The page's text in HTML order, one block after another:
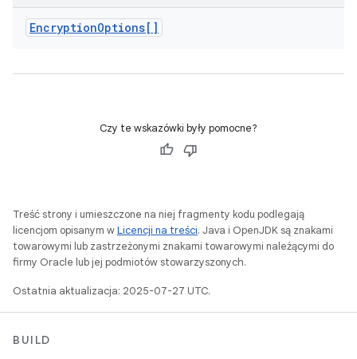
EncryptionOptions[]
Czy te wskazówki były pomocne?
Treść strony i umieszczone na niej fragmenty kodu podlegają
licencjom opisanym wLicencji na treści. Java i OpenJDK są znakami
towarowymi lub zastrzeżonymi znakami towarowymi należącymi do
firmy Oracle lub jej podmiotów stowarzyszonych.
Ostatnia aktualizacja: 2025-07-27 UTC.
BUILD